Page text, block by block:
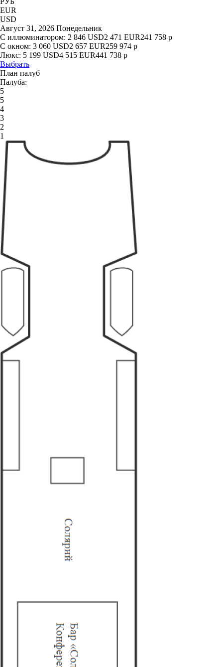
EUR
USD
Август 31, 2026 Понедельник
С иллюминатором: 2 846 USD2 471 EUR241 758 р
С окном: 3 060 USD2 657 EUR259 974 р
Люкс: 5 199 USD4 515 EUR441 738 р
Выбрать
План палуб
Палуба:
5
5
4
3
2
1